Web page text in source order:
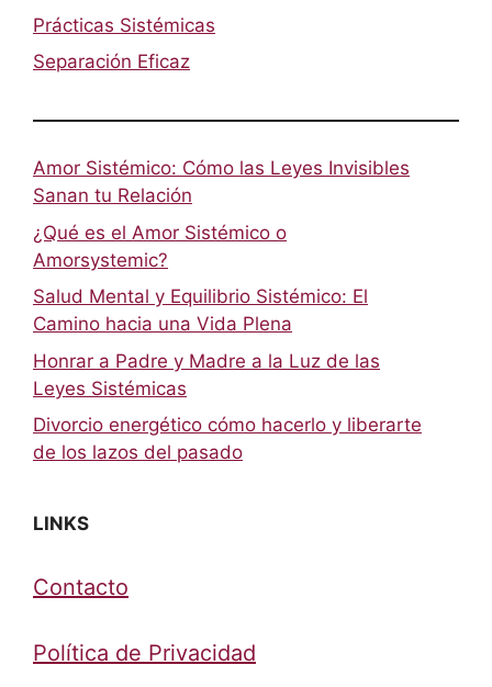
Prácticas Sistémicas
Separación Eficaz
Amor Sistémico: Cómo las Leyes Invisibles
Sanan tu Relación
¿Qué es el Amor Sistémico o
Amorsystemic?
Salud Mental y Equilibrio Sistémico: El
Camino hacia una Vida Plena
Honrar a Padre y Madre a la Luz de las
Leyes Sistémicas
Divorcio energético cómo hacerlo y liberarte
de los lazos del pasado
LINKS
Contacto
Política de Privacidad